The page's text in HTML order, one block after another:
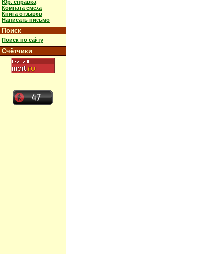
Юр. справка
Комната смеха
Книга отзывов
Написать письмо
Поиск
Поиск по сайту
Счётчики